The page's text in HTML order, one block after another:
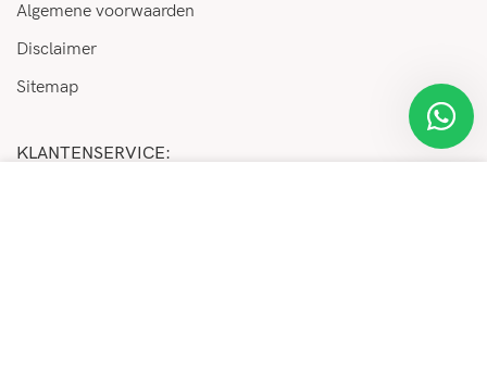
Algemene voorwaarden
Disclaimer
Sitemap
KLANTENSERVICE: